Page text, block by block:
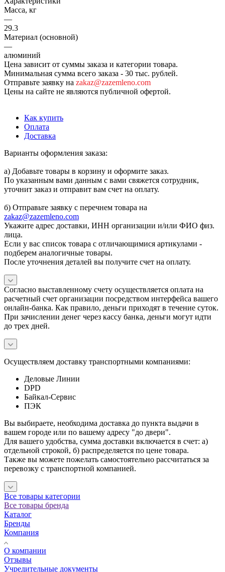
Масса, кг
—
29.3
Материал (основной)
—
алюминий
Цена зависит от суммы заказа и категории товара.
Минимальная сумма всего заказа - 30 тыс. рублей.
Отправьте заявку на zakaz@zazemleno.com
Цены на сайте не являются публичной офертой.
Как купить
Оплата
Доставка
Варианты оформления заказа:
а) Добавьте товары в корзину и оформите заказ.
По указанным вами данным с вами свяжется сотрудник,
уточнит заказ и отправит вам счет на оплату.
б) Отправьте заявку с перечнем товара на
zakaz@zazemleno.com
Укажите адрес доставки, ИНН организации и/или ФИО физ.
лица.
Если у вас список товара с отличающимися артикулами -
подберем аналогичные товары.
После уточнения деталей вы получите счет на оплату.
Согласно выставленному счету осуществляется оплата на
расчетный счет организации посредством интерфейса вашего
онлайн-банка. Как правило, деньги приходят в течение суток.
При зачислении денег через кассу банка, деньги могут идти
до трех дней.
Осуществляем доставку транспортными компаниями:
Деловые Линии
DPD
Байкал-Сервис
ПЭК
Вы выбираете, необходима доставка до пункта выдачи в
вашем городе или по вашему адресу "до двери".
Для вашего удобства, сумма доставки включается в счет: а)
отдельной строкой, б) распределяется по цене товара.
Также вы можете пожелать самостоятельно рассчитаться за
перевозку с транспортной компанией.
Все товары категории
Все товары бренда
Каталог
Бренды
Компания
О компании
Отзывы
Учредительные документы